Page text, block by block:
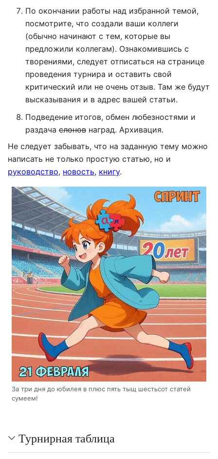
По окончании работы над избранной темой,
посмотрите, что создали ваши коллеги
(обычно начинают с тем, которые вы
предложили коллегам). Ознакомившись с
творениями, следует отписаться на странице
проведения турнира и оставить свой
критический или не очень отзыв. Там же будут
высказывания и в адрес вашей статьи.
Подведение итогов, обмен любезностями и
раздача слонов наград. Архивация.
Не следует забывать, что на заданную тему можно
написать не только простую статью, но и
руководство, новость, книгу.
За три дня до юбилея в плюс пять тыщ шестьсот статей
сумеем!
Турнирная таблица